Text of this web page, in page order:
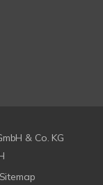
& Co. KG
Sitemap